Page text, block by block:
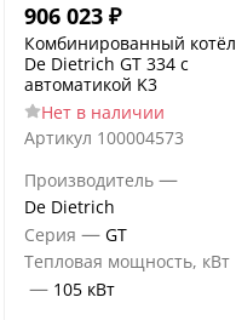
906 023 ₽
Комбинированный котёл
De Dietrich GT 334 с
автоматикой K3
Нет в наличии
Артикул 100004573
Производитель —
De Dietrich
Серия — GT
Тепловая мощность, кВт
— 105 кВт